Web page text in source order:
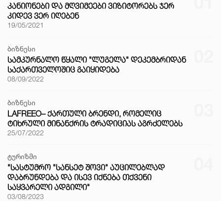
ᲙᲐᲜᲘᲝᲜᲔᲑᲘ ᲓᲐ ᲛᲦᲕᲘᲛᲔᲔᲑᲘ ᲕᲘᲖᲘᲢᲝᲠᲔᲑᲡ ᲯᲔᲠ
ᲙᲘᲓᲔᲕ ᲕᲔᲠ ᲘᲦᲔᲑᲔᲜ
19/05/2021
ბიზნესი
ᲡᲐᲛᲙᲣᲠᲜᲐᲚᲝ ᲬᲧᲐᲚᲘ "ᲚᲣᲒᲔᲚᲐ" ᲓᲔᲙᲔᲛᲑᲠᲘᲓᲐᲜ
ᲡᲐᲥᲐᲠᲗᲕᲔᲚᲝᲨᲘᲪ ᲒᲐᲘᲧᲘᲓᲔᲑᲐ
08/09/2022
ბიზნესი
LAFREEO– ᲥᲐᲠᲗᲣᲚᲘ ᲑᲠᲔᲜᲓᲘ, ᲠᲝᲛᲔᲚᲘᲪ
ᲢᲘᲮᲠᲣᲚᲘ ᲛᲘᲜᲐᲜᲥᲠᲘᲡ ᲢᲠᲐᲓᲘᲪᲘᲐᲡ ᲐᲒᲠᲫᲔᲚᲔᲑᲡ
25/07/2022
ტურიზმი
"ᲡᲐᲡᲢᲣᲛᲠᲝ "ᲡᲐᲜᲡᲔᲢ ᲨᲝᲕᲘ" ᲐᲣᲪᲘᲚᲔᲑᲚᲐᲓ
ᲓᲐᲑᲠᲣᲜᲓᲔᲑᲐ ᲓᲐ ᲘᲡᲔᲕ ᲘᲥᲜᲔᲑᲐ ᲗᲥᲕᲔᲜᲘ
ᲡᲐᲧᲕᲐᲠᲔᲚᲘ ᲐᲓᲒᲘᲚᲘ"
03/08/2023